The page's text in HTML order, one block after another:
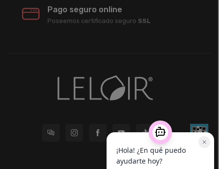
Pago seguro online
Poseemos certificado seguro SSL